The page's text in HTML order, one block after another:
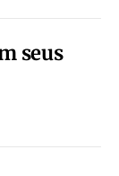
seus